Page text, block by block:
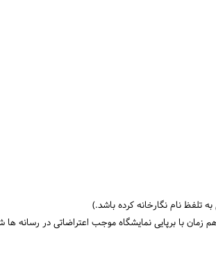
تلفظ نام نگارخانه کرده باشد.)
با برپایی نمایشگاه موجب اعتراضاتی در رسانه ها